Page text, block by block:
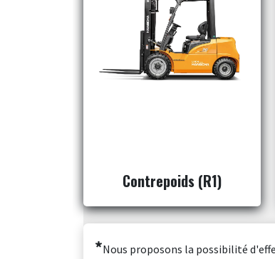
Contrepoids (R1)
*Nous proposons la possibilité